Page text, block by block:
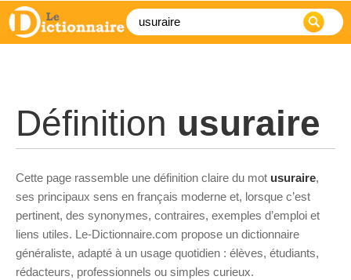
Définition usuraire
Cette page rassemble une définition claire du mot usuraire,
ses principaux sens en français moderne et, lorsque c’est
pertinent, des synonymes, contraires, exemples d’emploi et
liens utiles. Le-Dictionnaire.com propose un dictionnaire
généraliste, adapté à un usage quotidien : élèves, étudiants,
rédacteurs, professionnels ou simples curieux.